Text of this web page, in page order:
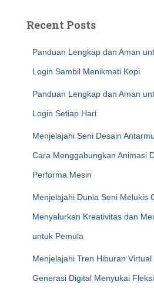
Recent Posts
Panduan Lengkap dan Aman
Login Sambil Menikmati Kopi
Panduan Lengkap dan Aman
Login Setiap Hari
Menjelajahi Seni Desain
Cara Menggabungkan Animasi
Performa Mesin
Menjelajahi Dunia Seni Melukis
Menyalurkan Kreativitas dan
untuk Pemula
Menjelajahi Tren Hiburan
Generasi Digital Menyukai